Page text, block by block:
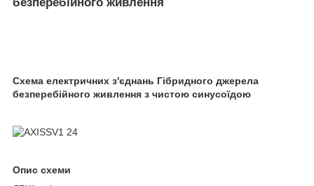
Схема електричних з'єднань Гібридного джерела
безперебійного живлення з чистою синусоїдою
Опис схеми